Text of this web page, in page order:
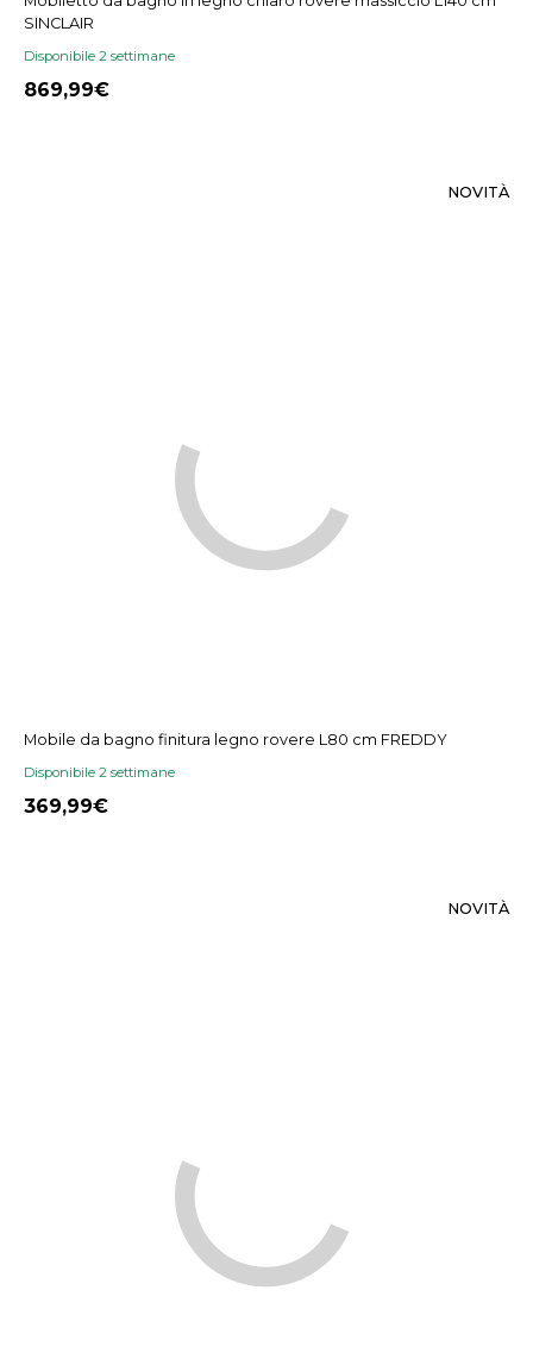
SINCLAIR
Disponibile 2 settimane
869,99
NOVITÀ
Mobile da bagno finitura legno rovere L80 cm FREDDY
Disponibile 2 settimane
369,99
NOVITÀ